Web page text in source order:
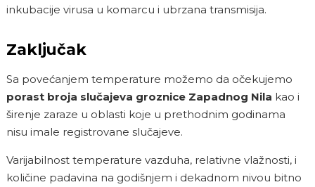
inkubacije virusa u komarcu i ubrzana transmisija.
Zaključak
Sa povećanjem temperature možemo da očekujemo
porast broja slučajeva groznice Zapadnog Nila kao i
širenje zaraze u oblasti koje u prethodnim godinama
nisu imale registrovane slučajeve.
Varijabilnost temperature vazduha, relativne vlažnosti, i
količine padavina na godišnjem i dekadnom nivou bitno